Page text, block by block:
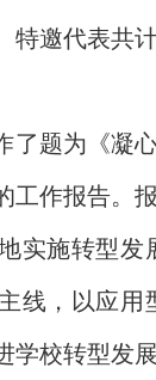
特邀代表共
了题为《凝
工作报告。
实施转型
线，以应
学校转型发